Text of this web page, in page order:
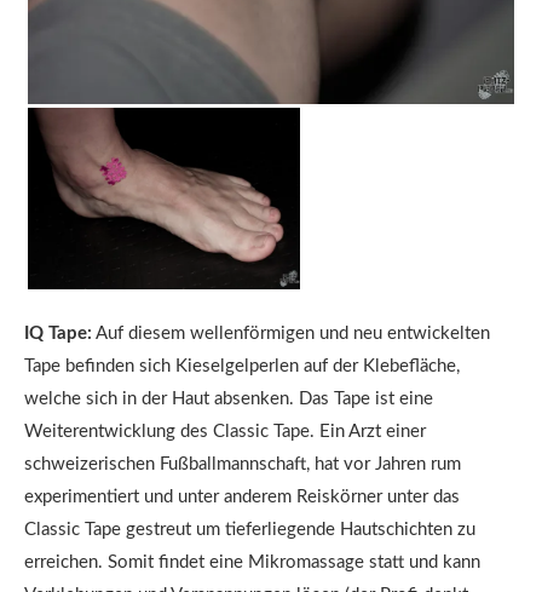
IQ Tape: Auf diesem wellenförmigen und neu entwickelten
Tape befinden sich Kieselgelperlen auf der Klebefläche,
welche sich in der Haut absenken. Das Tape ist eine
Weiterentwicklung des Classic Tape. Ein Arzt einer
schweizerischen Fußballmannschaft, hat vor Jahren rum
experimentiert und unter anderem Reiskörner unter das
Classic Tape gestreut um tieferliegende Hautschichten zu
erreichen. Somit findet eine Mikromassage statt und kann